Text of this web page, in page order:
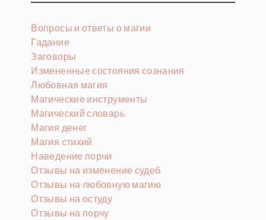
Вопросы и ответы о магии
Гадание
Заговоры
Измененные состояния сознания
Любовная магия
Магические инструменты
Магический словарь
Магия денег
Магия стихий
Наведение порчи
Отзывы на изменение судеб
Отзывы на любовную магию
Отзывы на остуду
Отзывы на порчу